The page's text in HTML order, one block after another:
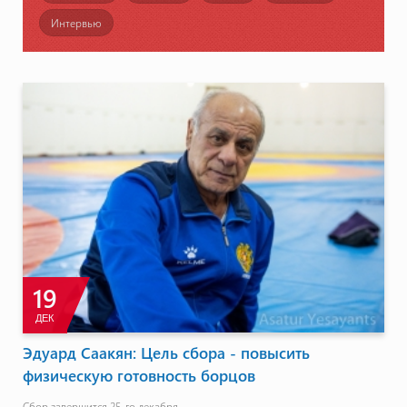
Интервью
19
ДЕК
Эдуард Саакян: Цель сбора - повысить
физическую готовность борцов